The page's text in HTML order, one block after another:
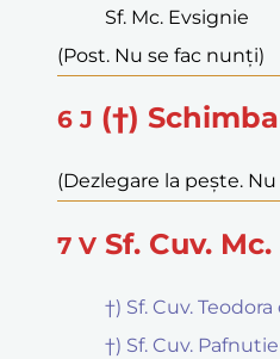
Sf. Mc. Evsignie
(Post. Nu se fac nunți)
6 J (†)
(Dezlegare la pește.
7 V Sf. Cuv.
†) Sf. Cuv.
†) Sf. Cuv.